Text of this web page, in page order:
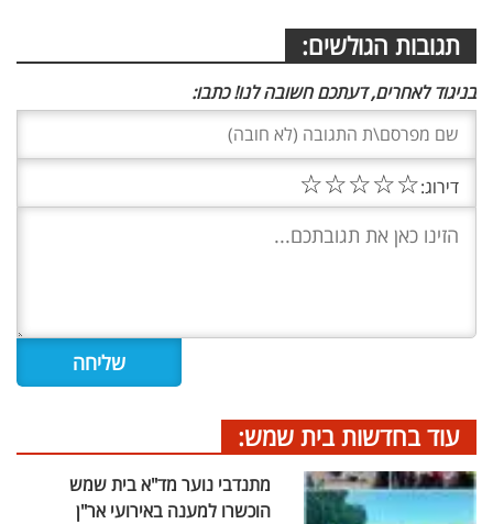
תגובות הגולשים:
בניגוד לאחרים, דעתכם חשובה לנו! כתבו:
דירוג:☆
☆
☆
☆
☆
עוד בחדשות בית שמש:
מתנדבי נוער מד"א בית שמש
הוכשרו למענה באירועי אר"ן